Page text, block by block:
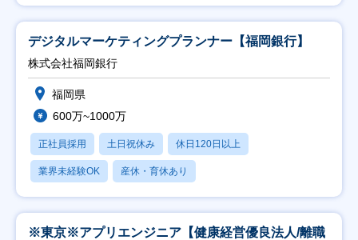
デジタルマーケティングプランナー【福岡銀行】
株式会社福岡銀行
福岡県
600万~1000万
正社員採用 土日祝休み 休日120日以上
業界未経験OK 産休・育休あり
※東京※アプリエンジニア【健康経営優良法人/離職